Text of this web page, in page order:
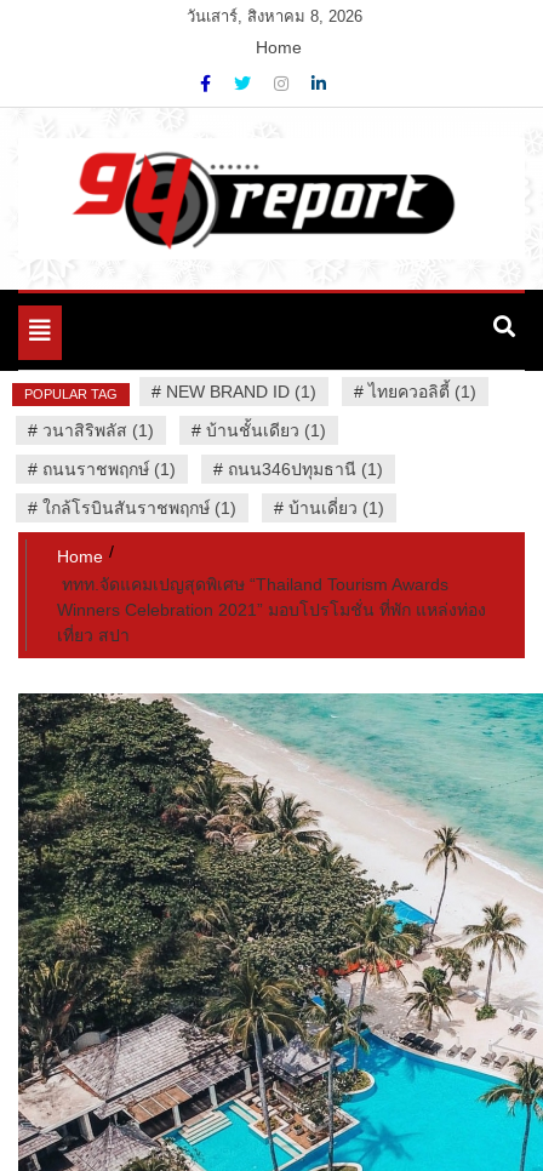
วันเสาร์, สิงหาคม 8, 2026
Home
94 Report.com
Variety News
Toggle
POPULAR TAG # NEW BRAND ID (1) #ไทยควอลิตี้ (1)
# วนาสิริพลัส (1) # บ้านชั้นเดียว (1)
# ถนนราชพฤกษ์ (1) # ถนน346ปทุมธานี (1)
# ใกล้โรบินสันราชพฤกษ์ (1) # บ้านเดี่ยว (1)
Home
ททท.จัดแคมเปญสุดพิเศษ “Thailand Tourism Awards
Winners Celebration 2021” มอบโปรโมชั่น ที่พัก แหล่งท่อง
เที่ยว สปา